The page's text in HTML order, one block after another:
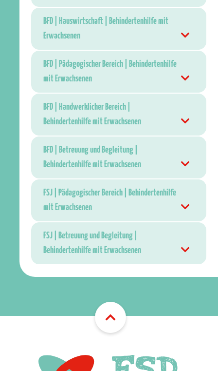
BFD | Hauswirtschaft | Behindertenhilfe mit
Erwachsenen
BFD | Pädagogischer Bereich | Behindertenhilfe
mit Erwachsenen
BFD | Handwerklicher Bereich |
Behindertenhilfe mit Erwachsenen
BFD | Betreuung und Begleitung |
Behindertenhilfe mit Erwachsenen
FSJ | Pädagogischer Bereich | Behindertenhilfe
mit Erwachsenen
FSJ | Betreuung und Begleitung |
Behindertenhilfe mit Erwachsenen